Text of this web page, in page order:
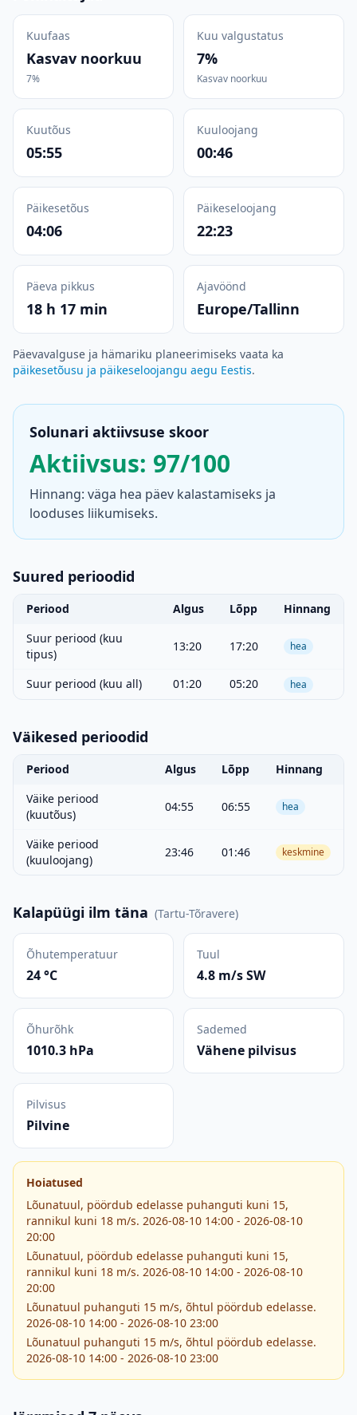
Kuufaas
Kasvav noorkuu
7%
Kuu valgustatus
7%
Kasvav noorkuu
Kuutõus
05:55
Kuuloojang
00:46
Päikesetõus
04:06
Päikeseloojang
22:23
Päeva pikkus
18 h 17 min
Ajavöönd
Europe/Tallinn
Päevavalguse ja hämariku planeerimiseks vaata ka
päikesetõusu ja päikeseloojangu aegu Eestis.
Solunari aktiivsuse skoor
Aktiivsus: 97/100
Hinnang: väga hea päev kalastamiseks ja
looduses liikumiseks.
Suured perioodid
Periood Algus Lõpp
Hinnang
Suur periood (kuu
tipus)
13:20 17:20 hea
Suur periood (kuu all) 01:20 05:20 hea
Väikesed perioodid
Periood Algus Lõpp
Hinnang
Väike periood
(kuutõus)
04:55 06:55 hea
Väike periood
(kuuloojang)
23:46 01:46 keskmine
Kalapüügi ilm täna (Tartu-Tõravere)
Õhutemperatuur
24 °C
Tuul
4.8 m/s SW
Õhurõhk
1010.3 hPa
Sademed
Vähene pilvisus
Pilvisus
Pilvine
Hoiatused
Lõunatuul, pöördub edelasse puhanguti kuni 15,
rannikul kuni 18 m/s. 2026-08-10 14:00 - 2026-08-10
20:00
Lõunatuul, pöördub edelasse puhanguti kuni 15,
rannikul kuni 18 m/s. 2026-08-10 14:00 - 2026-08-10
20:00
Lõunatuul puhanguti 15 m/s, õhtul pöördub edelasse.
2026-08-10 14:00 - 2026-08-10 23:00
Lõunatuul puhanguti 15 m/s, õhtul pöördub edelasse.
2026-08-10 14:00 - 2026-08-10 23:00